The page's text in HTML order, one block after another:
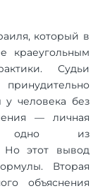
который в
краеугольным
Судьи
у человека без
— личная
одно из
Но этот вывод
Вторая
объяснения